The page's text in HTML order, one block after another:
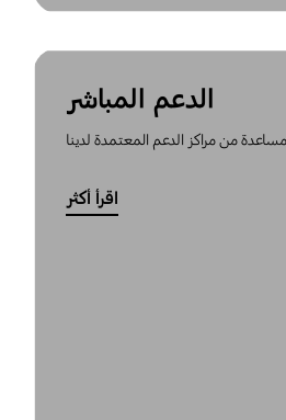
الدعم المباشر
من مراكز الدعم المعتمدة لدينا
اقرأ أكثر